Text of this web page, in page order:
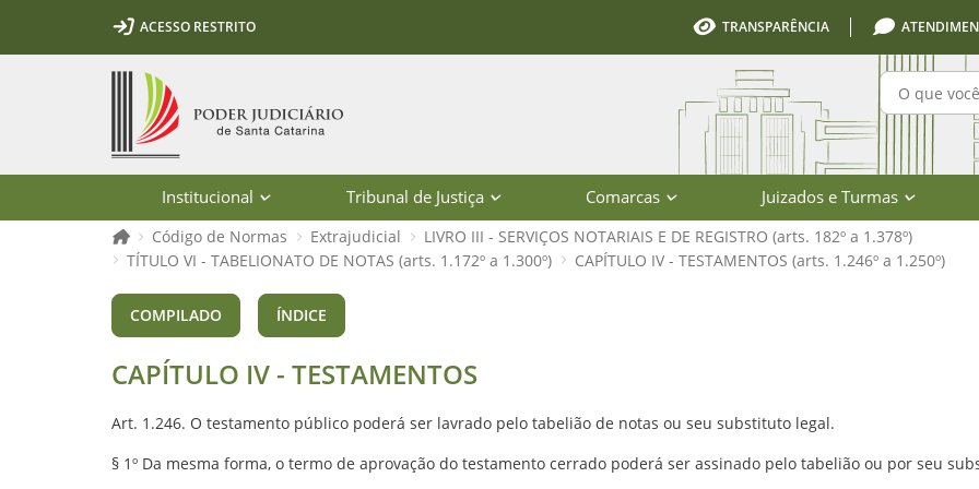
Ir para o conteúdo
Ir para a ferramenta de acessibilidade - Rybená
Ir para o menu principal
Ir para a pesquisa
Ir para o rodapé
Ir para a página inicialACESSO RESTRITO TRANSPARÊNCIA
Institucional Tribunal de Justiça Comarcas Juizados e Turmas
Página inicial
Código de Normas Extrajudicial
LIVRO III - SERVIÇOS NOTARIAIS E DE REGISTRO (arts. 182º a 1.378º)
TÍTULO VI - TABELIONATO DE NOTAS (arts. 1.172º a 1.300º)
CAPÍTULO IV - TESTAMENTOS (arts. 1.246º a 1.250º)
CAPÍTULO IV - TESTAMENTOS (arts. 1.246º a 1.250º) - Código de
COMPILADO ÍNDICE
CAPÍTULO IV - TESTAMENTOS
Art. 1.246. O testamento público poderá ser lavrado pelo tabelião de notas ou seu substituto legal.
§ 1º Da mesma forma, o termo de aprovação do testamento cerrado poderá ser assinado pelo tabelião ou por seu